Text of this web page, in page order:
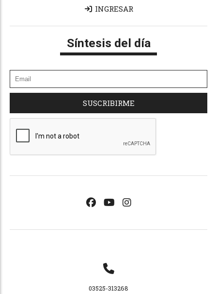
INGRESAR
Síntesis del día
SUSCRIBIRME
03525-313268